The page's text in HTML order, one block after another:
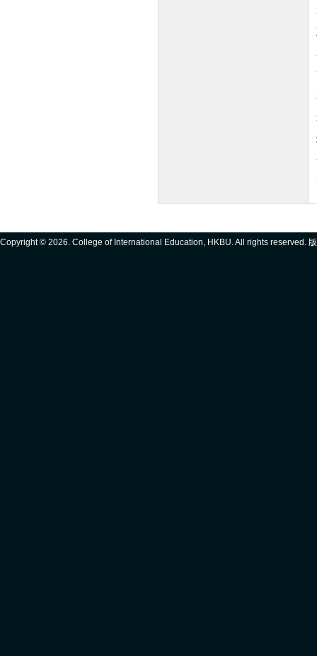
Copyright © 2026. College of International Education, HKBU. All rights reserved.